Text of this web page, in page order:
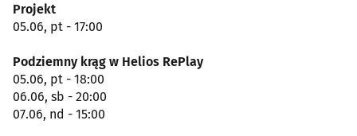
Projekt
05.06, pt - 17:00
Podziemny krąg w Helios RePlay
05.06, pt - 18:00
06.06, sb - 20:00
07.06, nd - 15:00